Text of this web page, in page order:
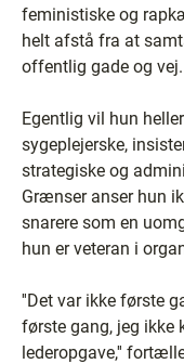
feministiske og
helt afstå fra at
offentlig gade og vej.
Egentlig vil hun
sygeplejerske,
strategiske og
Grænser anser hun
snarere som en
hun er veteran i
''Det var ikke første
første gang, jeg ikke
lederopgave,''